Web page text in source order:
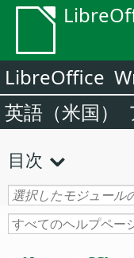
LibreOffice
英語（米国）
目次